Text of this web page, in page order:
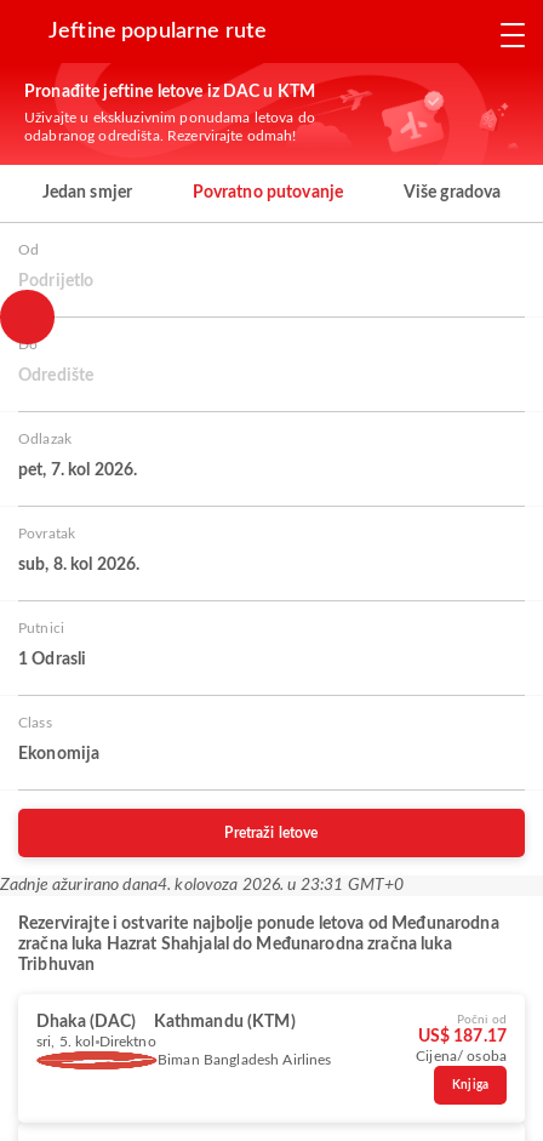
Jeftine popularne rute
Pronađite jeftine letove iz DAC u KTM
Uživajte u ekskluzivnim ponudama letova do
odabranog odredišta. Rezervirajte odmah!
Jedan smjer Povratno putovanje Više gradova
Od
Podrijetlo
Do
Odredište
Odlazak
pet, 7. kol 2026.
Povratak
sub, 8. kol 2026.
Putnici
1 Odrasli
Class
Ekonomija
Pretraži letove
Zadnje ažurirano dana4. kolovoza 2026. u 23:31 GMT+0
Rezervirajte i ostvarite najbolje ponude letova od Međunarodna
zračna luka Hazrat Shahjalal do Međunarodna zračna luka
Tribhuvan
Dhaka (DAC) Kathmandu (KTM)
sri, 5. kol Direktno
Biman Bangladesh Airlines
Počni od
US$ 187.17
Cijena/ osoba
Knjiga